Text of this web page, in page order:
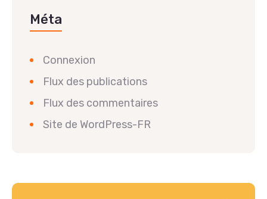
Méta
Connexion
Flux des publications
Flux des commentaires
Site de WordPress-FR